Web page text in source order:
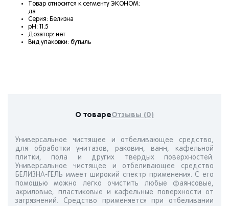
Товар относится к сегменту ЭКОНОМ:
да
Серия: Белизна
pH: 11.5
Дозатор: нет
Вид упаковки: бутыль
О товареОтзывы (0)
Универсальное чистящее и отбеливающее средство,
для обработки унитазов, раковин, ванн, кафельной
плитки, пола и других твердых поверхностей.
Универсальное чистящее и отбеливающее средство
БЕЛИЗНА-ГЕЛЬ имеет широкий спектр применения. С его
помощью можно легко очистить любые фаянсовые,
акриловые, пластиковые и кафельные поверхности от
загрязнений. Средство применяется при отбеливании